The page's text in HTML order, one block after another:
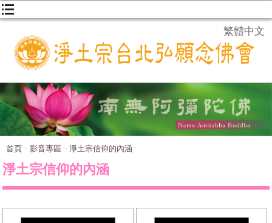
繁體中文
首頁 影音專區 淨土宗信仰的內涵
淨土宗信仰的內涵